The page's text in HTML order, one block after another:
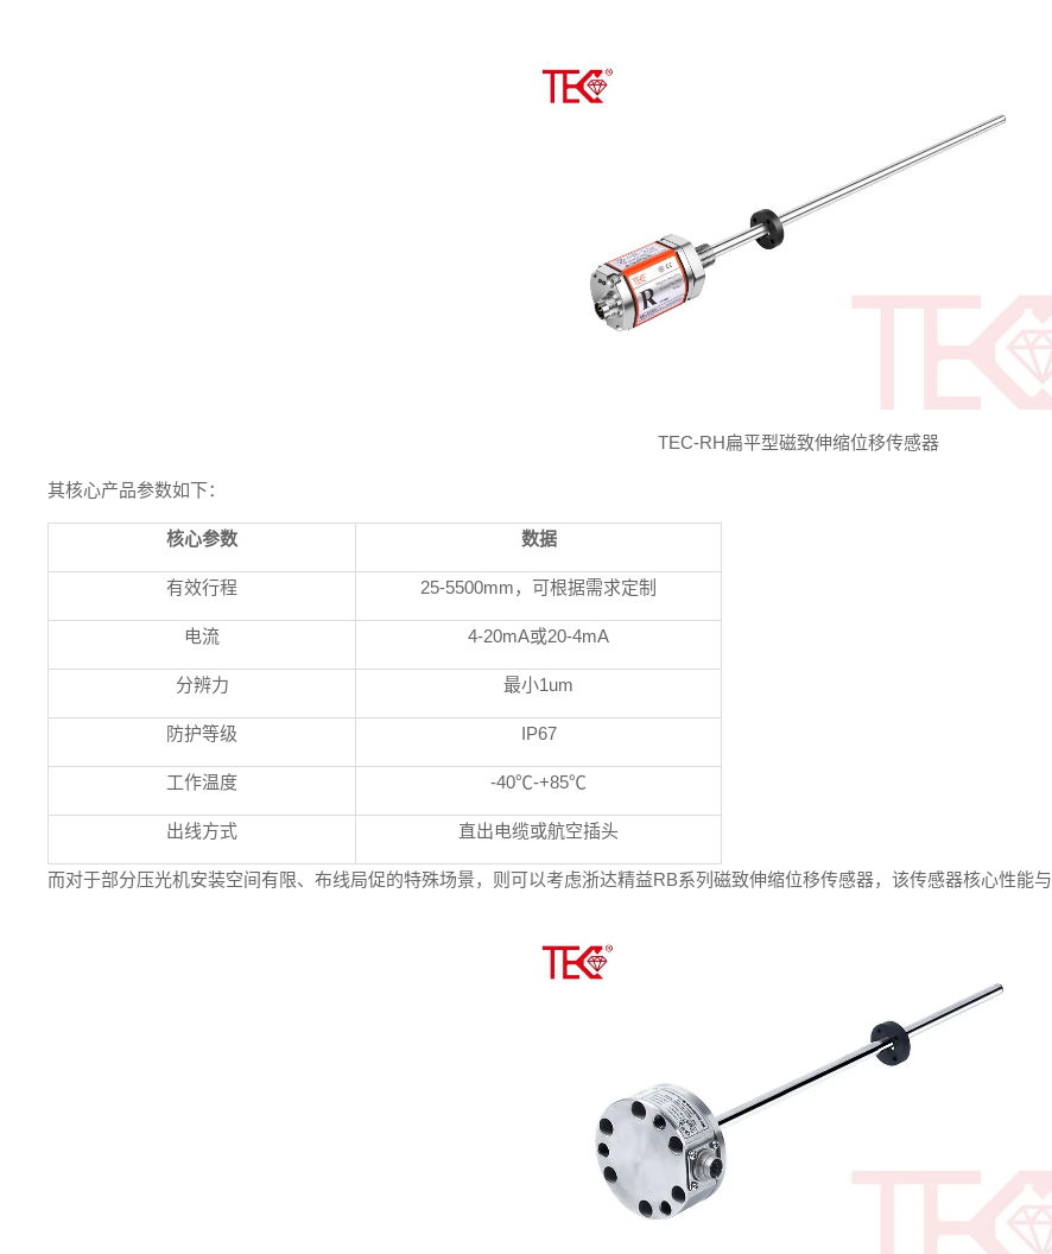
TEC-RH扁平型磁致伸缩位移传感器
其核心产品参数如下：
核心参数 数据
有效行程 25-5500mm，可根据需求定制
电流 4-20mA或20-4mA
分辨力 最小1um
防护等级 IP67
工作温度 -40℃-+85℃
出线方式 直出电缆或航空插头
而对于部分压光机安装空间有限、布线局促的特殊场景，则可以考虑浙达精益RB系列磁致伸缩位移传感器，该传感器核心性能与